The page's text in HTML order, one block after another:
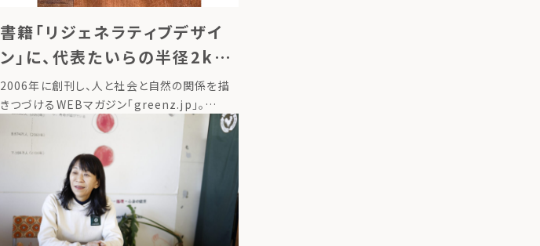
書籍「リジェネラティブデザイ
ン」に、代表たいらの半径2km
圏内での栄養循環のストーリー
が掲載されました。
2006年に創刊し、人と社会と自然の関係を描
きつづけるWEBマガジン「greenz.jp」。
greenzが『自然環境の再生と同時に、社会と
私たち自身もすこやかさを取り戻す仕組みをつ
くること』を「リジェネラティブデザイン […]